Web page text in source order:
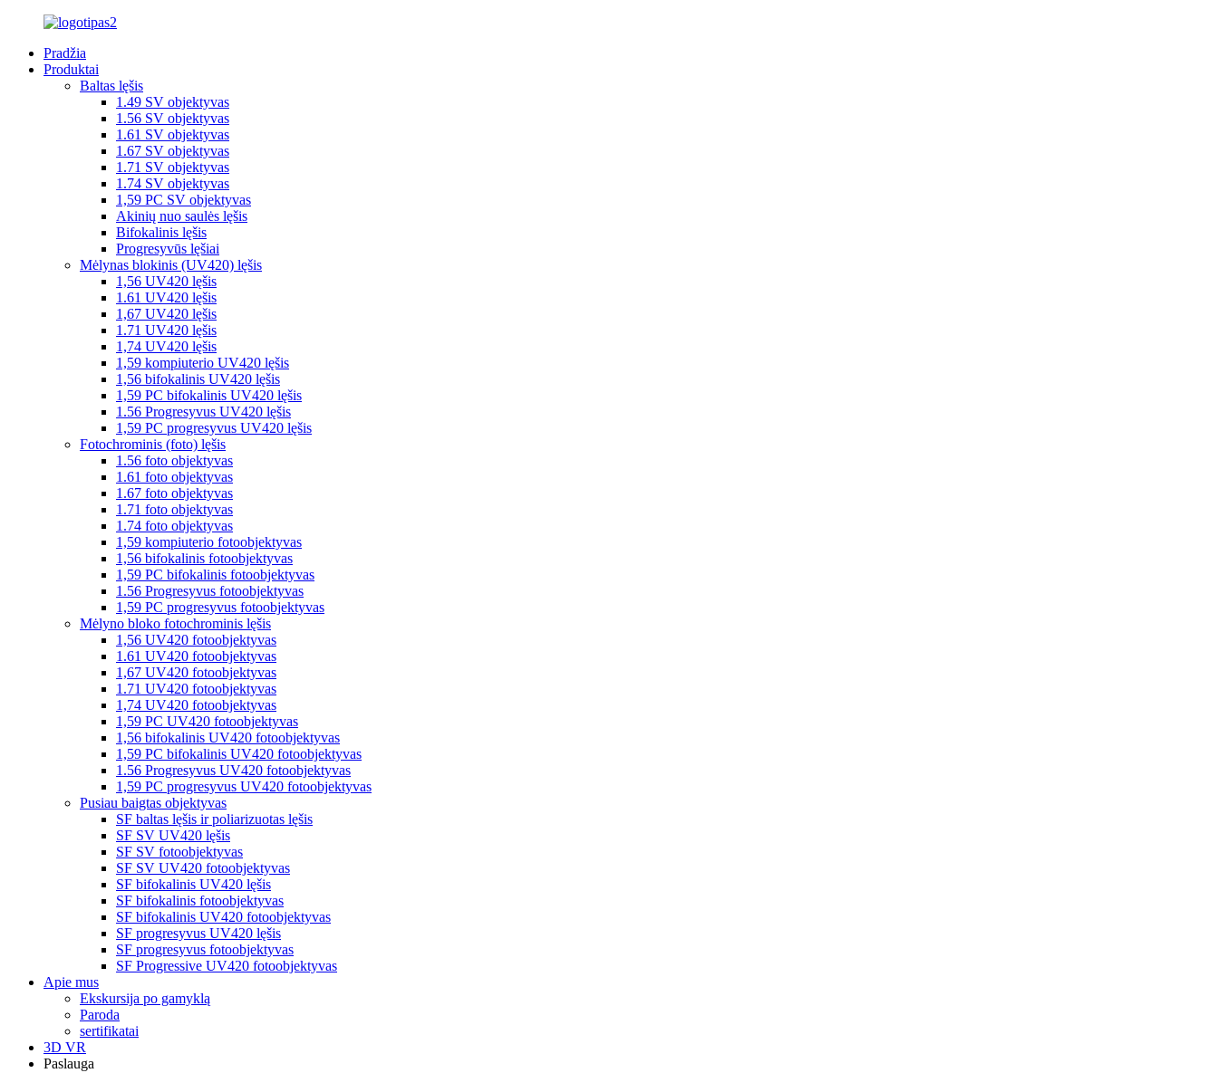
Pradžia
Produktai
Baltas lęšis
1.49 SV objektyvas
1.56 SV objektyvas
1.61 SV objektyvas
1.67 SV objektyvas
1.71 SV objektyvas
1.74 SV objektyvas
1,59 PC SV objektyvas
Akinių nuo saulės lęšis
Bifokalinis lęšis
Progresyvūs lęšiai
Mėlynas blokinis (UV420) lęšis
1,56 UV420 lęšis
1.61 UV420 lęšis
1,67 UV420 lęšis
1.71 UV420 lęšis
1,74 UV420 lęšis
1,59 kompiuterio UV420 lęšis
1,56 bifokalinis UV420 lęšis
1,59 PC bifokalinis UV420 lęšis
1.56 Progresyvus UV420 lęšis
1,59 PC progresyvus UV420 lęšis
Fotochrominis (foto) lęšis
1.56 foto objektyvas
1.61 foto objektyvas
1.67 foto objektyvas
1.71 foto objektyvas
1.74 foto objektyvas
1,59 kompiuterio fotoobjektyvas
1,56 bifokalinis fotoobjektyvas
1,59 PC bifokalinis fotoobjektyvas
1.56 Progresyvus fotoobjektyvas
1,59 PC progresyvus fotoobjektyvas
Mėlyno bloko fotochrominis lęšis
1,56 UV420 fotoobjektyvas
1.61 UV420 fotoobjektyvas
1,67 UV420 fotoobjektyvas
1.71 UV420 fotoobjektyvas
1,74 UV420 fotoobjektyvas
1,59 PC UV420 fotoobjektyvas
1,56 bifokalinis UV420 fotoobjektyvas
1,59 PC bifokalinis UV420 fotoobjektyvas
1.56 Progresyvus UV420 fotoobjektyvas
1,59 PC progresyvus UV420 fotoobjektyvas
Pusiau baigtas objektyvas
SF baltas lęšis ir poliarizuotas lęšis
SF SV UV420 lęšis
SF SV fotoobjektyvas
SF SV UV420 fotoobjektyvas
SF bifokalinis UV420 lęšis
SF bifokalinis fotoobjektyvas
SF bifokalinis UV420 fotoobjektyvas
SF progresyvus UV420 lęšis
SF progresyvus fotoobjektyvas
SF Progressive UV420 fotoobjektyvas
Apie mus
Ekskursija po gamyklą
Paroda
sertifikatai
3D VR
Paslauga